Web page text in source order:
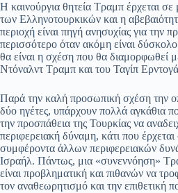
Η καινούργια θητεία Τραμπ έρχεται σε
των Eλληνοτουρκικών και η
περιοχή είναι πηγή ανησυχίας για την
περισσότερο όταν ακόμη είναι
θα είναι η σχέση που θα διαμορφωθεί
Ντόναλντ Τραμπ και του Ταγίπ
Παρά την καλή προσωπική σχέση την
δύο ηγέτες, υπάρχουν πολλά αγκάθια
την προσπάθεια της Τουρκίας να
περιφερειακή δύναμη, κάτι που
συμφέροντα άλλων περιφερειακών
Ισραήλ. Πάντως, μια «συνεννόηση»
είναι προβληματική και πιθανών να
τον αναθεωρητισμό και την επιθετική